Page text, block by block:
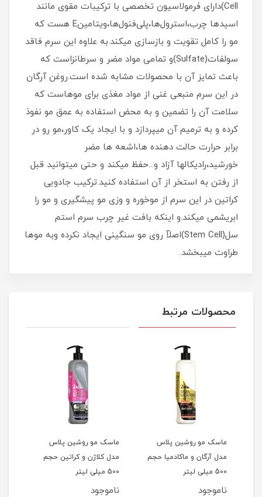
Cell)دارای فرمولاسیون تخصصی با ترکیبات مقوی مانند
اسیدها چرب،استرول‌ها،پلی‌فنول‌ها،ویتامینE هست که
مو را کامل تقویت و بازسازی میکند.به علاوه این سرم فاقد
سولفات(Sulfate)و تمامی مواد مضر و سرطانزاست که
باعث تمایز آن با محصولات مشابه شده است.روغن آرگان
در این سرم منبعی غنی از مواد مغذی برای موهاست که
سلامت آن را تضمین و به محض استفاده به عمق مو نفوذ
کرده و به ترمیم آن میپردازد و با ایجاد یک کاور،مو رو در
برابر حرارت حالت دهنده ها،اشعه ها مضر
خورشید،رادیکالها آزاد و...حفظ میکند و حتی میتوانید قبل
از رفتن به استخر از آن استفاده کنید.ترکیب جادویی
کراتین در این سرم از موخوره و وزی مو پیشگیری و مو را
ابریشمی میکند.و اینکه بافت غیر چرب سرم استم
سل(Stem Cell)اصلآ روی مو سنگینی ایجاد نکرده وبه موها
طراوت میبخشد.
محصولات مرتبط
ماسک مو روشین پلاس
مدل آرگان و ماکادمیا حجم
500 میلی لیتر
ناموجود
ماسک مو روشین پلاس
مدل کلاژن و کراتین حجم
500 میلی لیتر
ناموجود